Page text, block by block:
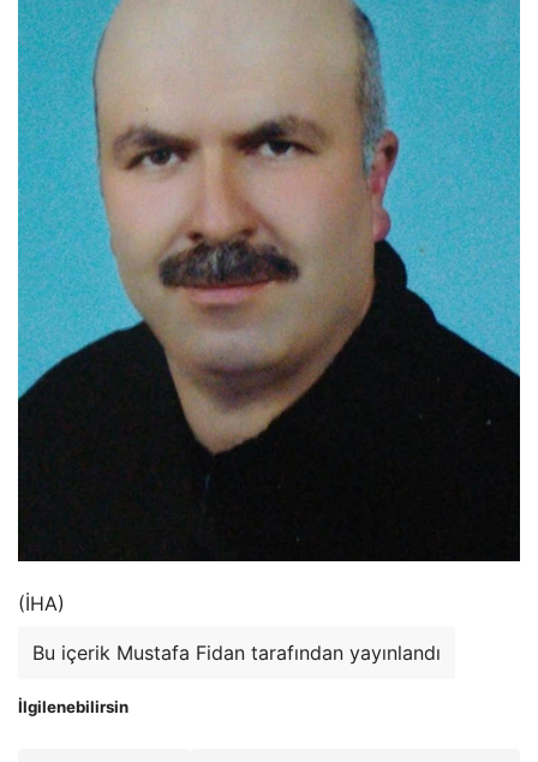
(İHA)
Bu içerik Mustafa Fidan tarafından yayınlandı
İlgilenebilirsin